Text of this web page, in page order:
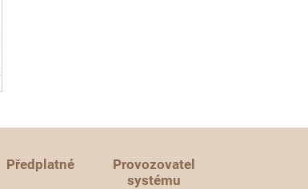
Předplatné
Provozovatel
systému